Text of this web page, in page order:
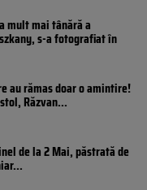
mult mai tânără a
s-a fotografiat în
au rămas doar o amintire!
Răzvan...
de la 2 Mai, păstrată de